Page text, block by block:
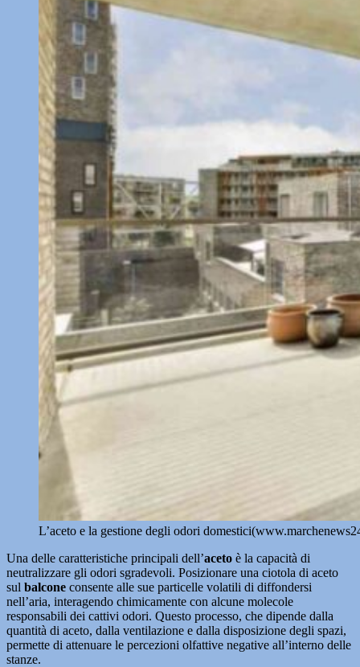
L’aceto e la gestione degli odori
Una delle caratteristiche principali dell’aceto è la capacità di
neutralizzare gli odori sgradevoli. Posizionare una ciotola di aceto
sul balcone consente alle sue particelle volatili di diffondersi
nell’aria, interagendo chimicamente con alcune molecole
responsabili dei cattivi odori. Questo processo, che dipende dalla
quantità di aceto, dalla ventilazione e dalla disposizione degli spazi,
permette di attenuare le percezioni olfattive negative all’interno delle
stanze.